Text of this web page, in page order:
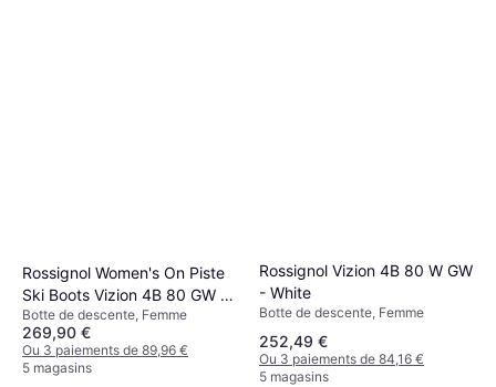
Rossignol Women's On Piste
Ski Boots Vizion 4B 80 GW -
White
Botte de descente, Femme
269,90 €
Ou 3 paiements de 89,96 €
5 magasins
Rossignol Vizion 4B 80 W GW
- White
Botte de descente, Femme
252,49 €
Ou 3 paiements de 84,16 €
5 magasins